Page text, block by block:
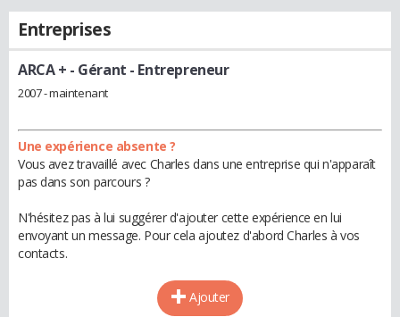
Entreprises
ARCA + - Gérant - Entrepreneur
2007 - maintenant
Une expérience absente ?
Vous avez travaillé avec Charles dans une entreprise qui n'apparaît
pas dans son parcours ?
N'hésitez pas à lui suggérer d'ajouter cette expérience en lui
envoyant un message. Pour cela ajoutez d'abord Charles à vos
contacts.
Ajouter